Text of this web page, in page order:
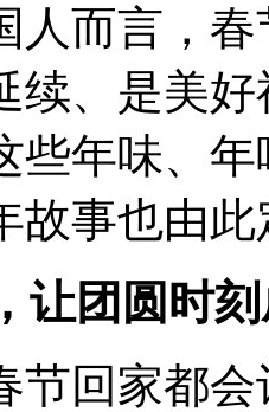
人而言，
续、是美
些年味、
故事也由此
让团圆时
节回家都